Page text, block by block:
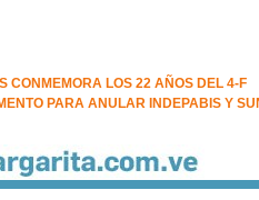
CONMEMORA LOS 22 AÑOS DEL 4-F
PARA ANULAR INDEPABIS Y